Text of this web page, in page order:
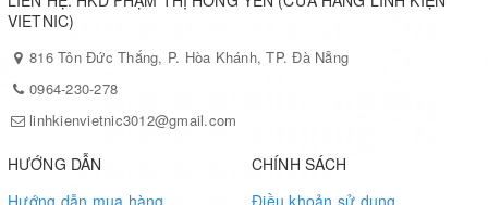
VIETNIC)
816 Tôn Đức Thắng, P. Hòa Khánh, TP. Đà Nẵng
0964-230-278
linhkienvietnic3012@gmail.com
HƯỚNG DẪN
Hướng dẫn mua hàng
CHÍNH SÁCH
Điều khoản sử dụng